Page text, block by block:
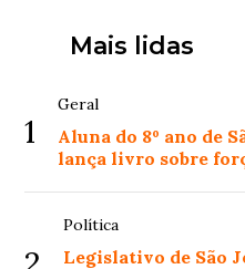
Mais lidas
1
Geral
Aluna do 8º ano de
lança livro sobre
Política
Legislativo de São